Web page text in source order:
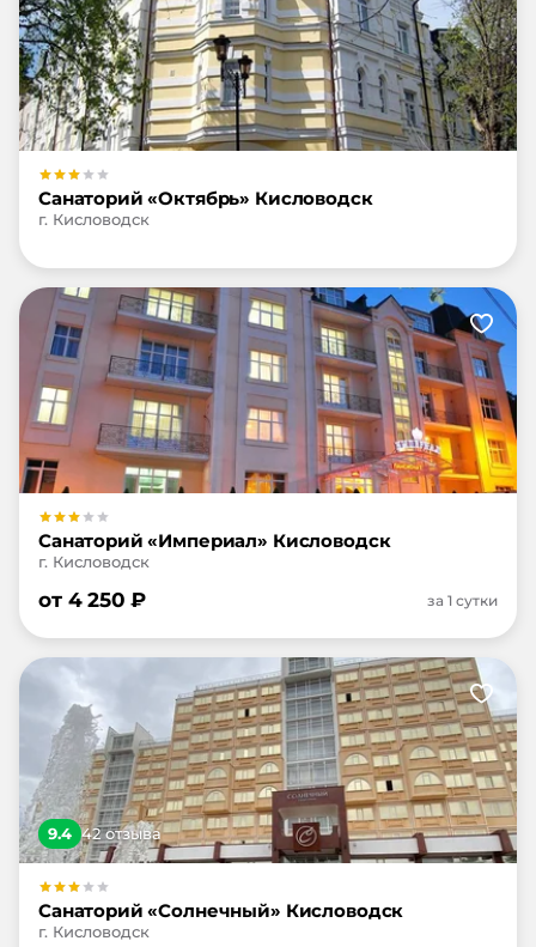
Санаторий «Октябрь» Кисловодск
г. Кисловодск
Санаторий «Империал» Кисловодск
г. Кисловодск
от 4 250 ₽ за 1 сутки
9.4 42отзыва
Санаторий «Солнечный» Кисловодск
г. Кисловодск